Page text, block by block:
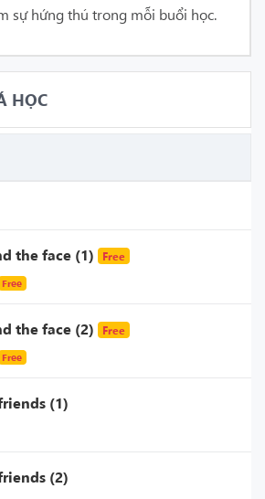
sự hứng thú trong mỗi buổi học.
HỌC
the face (1) Free
Free
the face (2) Free
Free
(1)
(2)